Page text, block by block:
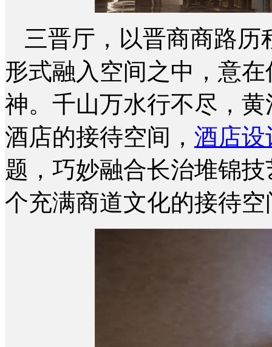
三晋厅，以晋商商路
形式融入空间之中，意
神。千山万水行不尽，
酒店的接待空间， 酒店设
题，巧妙融合长治堆锦
个充满商道文化的接待空